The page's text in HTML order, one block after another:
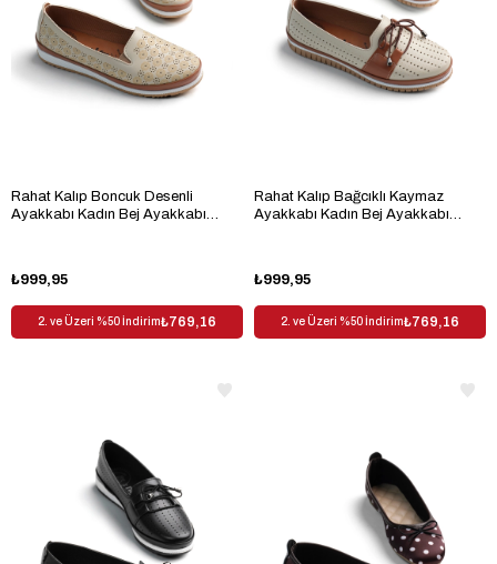
Rahat Kalıp Boncuk Desenli
Ayakkabı Kadın Bej Ayakkabı
₺999,95
2. ve Üzeri %50 İndirim₺769,16
Rahat Kalıp Bağcıklı Kaymaz
Ayakkabı Kadın Bej Ayakkabı
₺999,95
2. ve Üzeri %50 İndirim₺769,16